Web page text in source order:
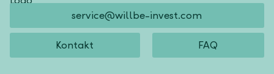
service@willbe-invest.com
Kontakt FAQ